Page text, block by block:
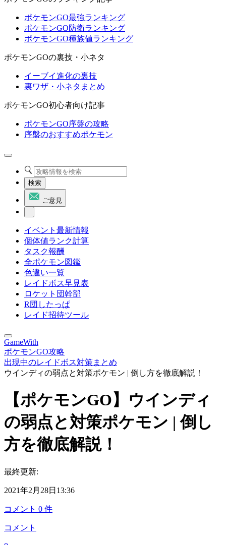
ポケモンGO最強ランキング
ポケモンGO防衛ランキング
ポケモンGO種族値ランキング
ポケモンGOの裏技・小ネタ
イーブイ進化の裏技
裏ワザ・小ネタまとめ
ポケモンGO初心者向け記事
ポケモンGO序盤の攻略
序盤のおすすめポケモン
検索
ご意見
イベント最新情報
個体値ランク計算
タスク報酬
全ポケモン図鑑
色違い一覧
レイドボス早見表
ロケット団幹部
R団したっぱ
レイド招待ツール
GameWith
ポケモンGO攻略
出現中のレイドボス対策まとめ
ウインディの弱点と対策ポケモン | 倒し方を徹底解説！
【ポケモンGO】ウインディ
の弱点と対策ポケモン | 倒し
方を徹底解説！
最終更新:
2021年2月28日13:36
コメント 0 件
コメント